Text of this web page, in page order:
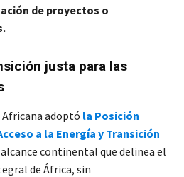
de proyectos o
justa para las
Africana adoptó la Posición
a la Energía y Transición
continental que delinea el
de África, sin